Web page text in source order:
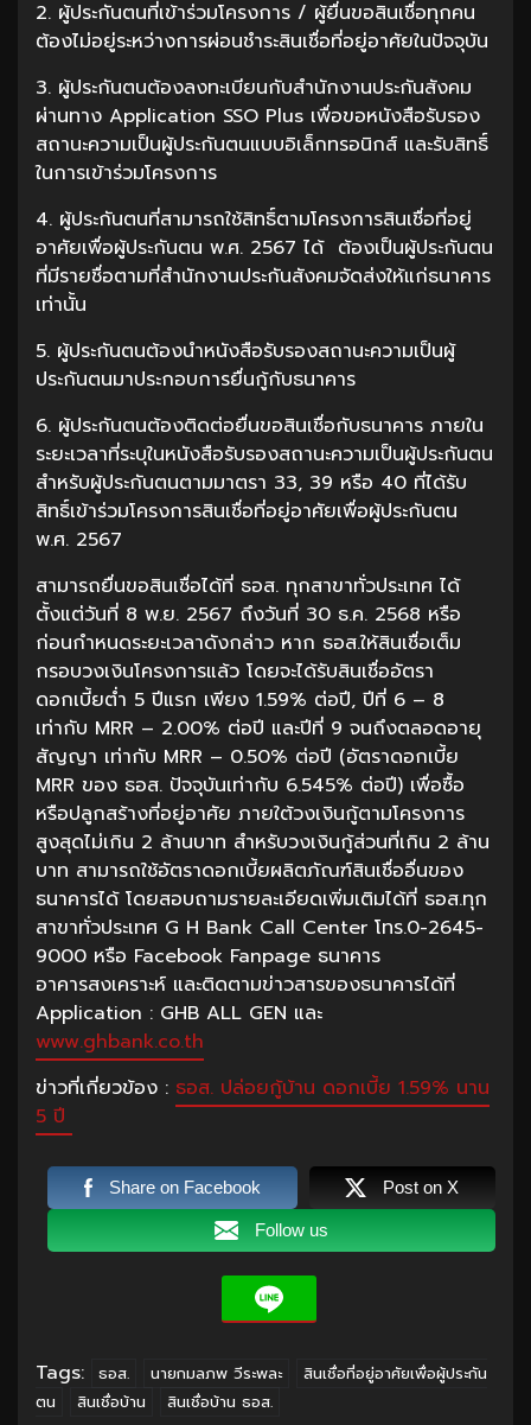
2. ผู้ประกันตนที่เข้าร่วมโครงการ / ผู้ยื่นขอสินเชื่อทุกคน
ต้องไม่อยู่ระหว่างการผ่อนชำระสินเชื่อที่อยู่อาศัยในปัจจุบัน
3. ผู้ประกันตนต้องลงทะเบียนกับสำนักงานประกันสังคม
ผ่านทาง Application SSO Plus เพื่อขอหนังสือรับรอง
สถานะความเป็นผู้ประกันตนแบบอิเล็กทรอนิกส์ และรับสิทธิ์
ในการเข้าร่วมโครงการ
4. ผู้ประกันตนที่สามารถใช้สิทธิ์ตามโครงการสินเชื่อที่อยู่
อาศัยเพื่อผู้ประกันตน พ.ศ. 2567 ได้ ต้องเป็นผู้ประกันตน
ที่มีรายชื่อตามที่สำนักงานประกันสังคมจัดส่งให้แก่ธนาคาร
เท่านั้น
5. ผู้ประกันตนต้องนำหนังสือรับรองสถานะความเป็นผู้
ประกันตนมาประกอบการยื่นกู้กับธนาคาร
6. ผู้ประกันตนต้องติดต่อยื่นขอสินเชื่อกับธนาคาร ภายใน
ระยะเวลาที่ระบุในหนังสือรับรองสถานะความเป็นผู้ประกันตน
สำหรับผู้ประกันตนตามมาตรา 33, 39 หรือ 40 ที่ได้รับ
สิทธิ์เข้าร่วมโครงการสินเชื่อที่อยู่อาศัยเพื่อผู้ประกันตน
พ.ศ. 2567
สามารถยื่นขอสินเชื่อได้ที่ ธอส. ทุกสาขาทั่วประเทศ ได้
ตั้งแต่วันที่ 8 พ.ย. 2567 ถึงวันที่ 30 ธ.ค. 2568 หรือ
ก่อนกำหนดระยะเวลาดังกล่าว หาก ธอส.ให้สินเชื่อเต็ม
กรอบวงเงินโครงการแล้ว โดยจะได้รับสินเชื่ออัตรา
ดอกเบี้ยต่ำ 5 ปีแรก เพียง 1.59% ต่อปี, ปีที่ 6 – 8
เท่ากับ MRR – 2.00% ต่อปี และปีที่ 9 จนถึงตลอดอายุ
สัญญา เท่ากับ MRR – 0.50% ต่อปี (อัตราดอกเบี้ย
MRR ของ ธอส. ปัจจุบันเท่ากับ 6.545% ต่อปี) เพื่อซื้อ
หรือปลูกสร้างที่อยู่อาศัย ภายใต้วงเงินกู้ตามโครงการ
สูงสุดไม่เกิน 2 ล้านบาท สำหรับวงเงินกู้ส่วนที่เกิน 2 ล้าน
บาท สามารถใช้อัตราดอกเบี้ยผลิตภัณฑ์สินเชื่ออื่นของ
ธนาคารได้ โดยสอบถามรายละเอียดเพิ่มเติมได้ที่ ธอส.ทุก
สาขาทั่วประเทศ G H Bank Call Center โทร.0-2645-
9000 หรือ Facebook Fanpage ธนาคาร
อาคารสงเคราะห์ และติดตามข่าวสารของธนาคารได้ที่
Application : GHB ALL GEN และ
www.ghbank.co.th
ข่าวที่เกี่ยวข้อง : ธอส. ปล่อยกู้บ้าน ดอกเบี้ย 1.59% นาน
5 ปี
Share on Facebook Post on X
Follow us
Tags: ธอส. นายกมลภพ วีระพละ
สินเชื่อที่อยู่อาศัยเพื่อผู้ประกัน
ตน
สินเชื่อบ้าน สินเชื่อบ้าน ธอส.